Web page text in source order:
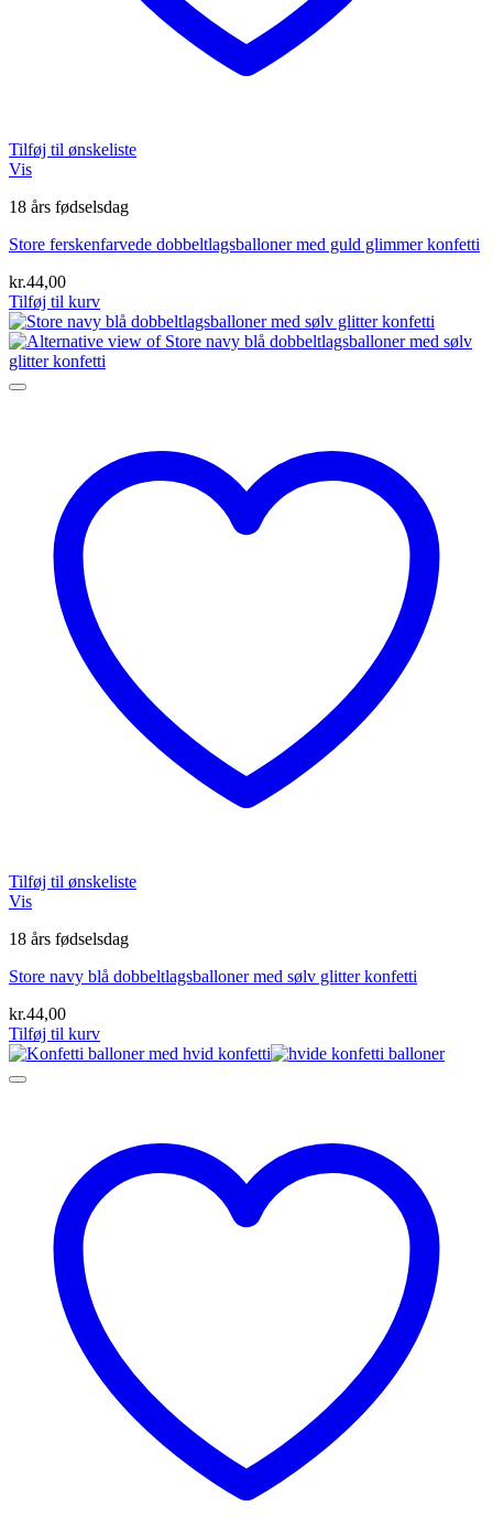
Tilføj til ønskeliste
Vis
18 års fødselsdag
Store ferskenfarvede dobbeltlagsballoner med guld glimmer konfetti
kr.44,00
Tilføj til kurv
Tilføj til ønskeliste
Vis
18 års fødselsdag
Store navy blå dobbeltlagsballoner med sølv glitter konfetti
kr.44,00
Tilføj til kurv